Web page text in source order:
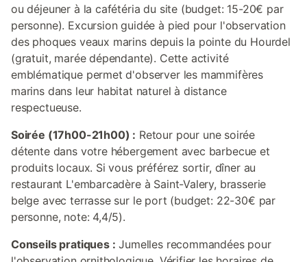
ou déjeuner à la cafétéria du site (budget: 15-20€ par
personne). Excursion guidée à pied pour l'observation
des phoques veaux marins depuis la pointe du Hourdel
(gratuit, marée dépendante). Cette activité
emblématique permet d'observer les mammifères
marins dans leur habitat naturel à distance
respectueuse.
Soirée (17h00-21h00) : Retour pour une soirée
détente dans votre hébergement avec barbecue et
produits locaux. Si vous préférez sortir, dîner au
restaurant L'embarcadère à Saint-Valery, brasserie
belge avec terrasse sur le port (budget: 22-30€ par
personne, note: 4,4/5).
Conseils pratiques : Jumelles recommandées pour